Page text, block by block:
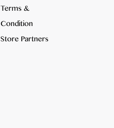
Terms &
Condition
Store Partners